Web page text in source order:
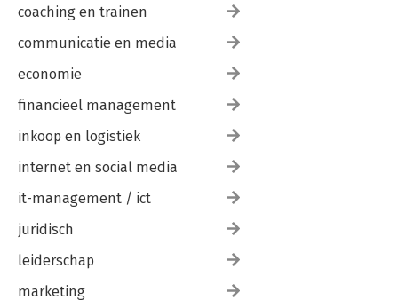
coaching en trainen
communicatie en media
economie
financieel management
inkoop en logistiek
internet en social media
it-management / ict
juridisch
leiderschap
marketing